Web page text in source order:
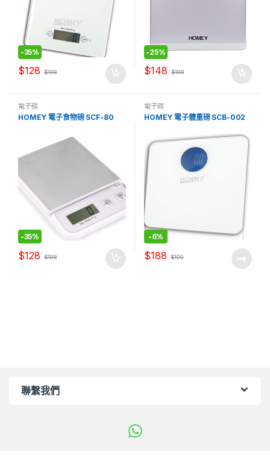
-35%
$128 $198
-25%
$148 $198
電子磅
HOMEY 電子食物磅 SCF-80
-35%
$128 $198
電子磅
HOMEY 電子體重磅 SCB-002
-6%
$188 $199
聯繫我們